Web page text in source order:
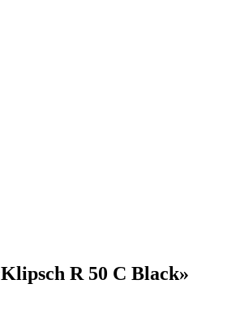
R 50 C Black»